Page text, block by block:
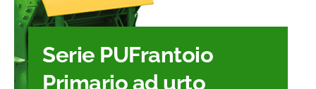
Serie PUFrantoio
Primario ad urto